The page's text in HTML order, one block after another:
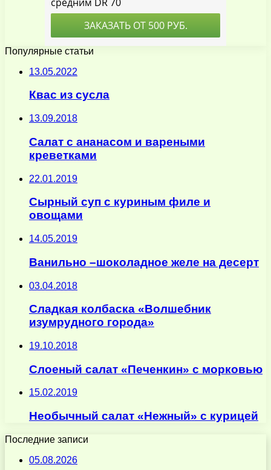
Популярные статьи
13.05.2022
Квас из сусла
13.09.2018
Салат с ананасом и вареными
креветками
22.01.2019
Сырный суп с куриным филе и
овощами
14.05.2019
Ванильно –шоколадное желе на десерт
03.04.2018
Сладкая колбаска «Волшебник
изумрудного города»
19.10.2018
Слоеный салат «Печенкин» с морковью
15.02.2019
Необычный салат «Нежный» с курицей
Последние записи
05.08.2026